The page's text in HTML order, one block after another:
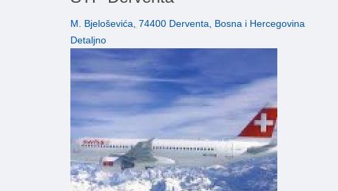
M. Bjeloševića, 74400 Derventa, Bosna i Hercegovina
Detaljno